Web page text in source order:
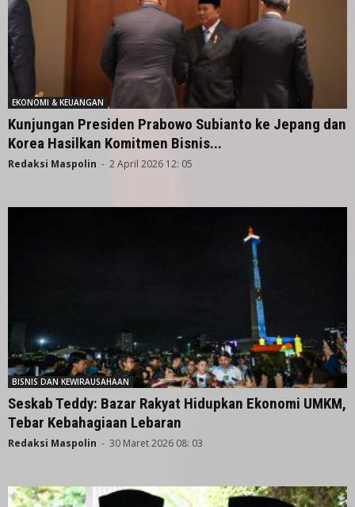
EKONOMI & KEUANGAN
Kunjungan Presiden Prabowo Subianto ke Jepang dan
Korea Hasilkan Komitmen Bisnis...
Redaksi Maspolin - 2 April 2026 12: 05
BISNIS DAN KEWIRAUSAHAAN
Seskab Teddy: Bazar Rakyat Hidupkan Ekonomi UMKM,
Tebar Kebahagiaan Lebaran
Redaksi Maspolin - 30 Maret 2026 08: 03